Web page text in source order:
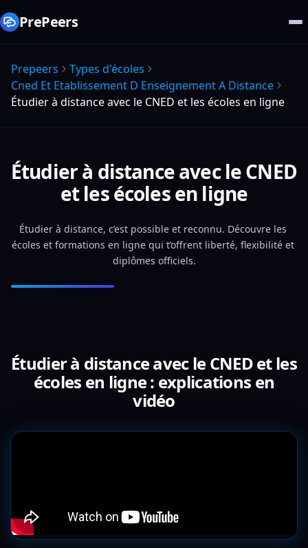
PrePeers
Prepeers
Types d'écoles
Cned Et Etablissement D Enseignement A Distance
Étudier à distance avec le CNED et les écoles en ligne
Étudier à distance avec le CNED
et les écoles en ligne
Étudier à distance, c’est possible et reconnu. Découvre les
écoles et formations en ligne qui t’offrent liberté, flexibilité et
diplômes officiels.
Étudier à distance avec le CNED et les
écoles en ligne : explications en
vidéo